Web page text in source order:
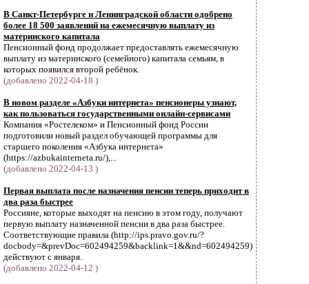
В Санкт-Петербурге и Ленинградской области одобрено
более 18 500 заявлений на ежемесячную выплату из
материнского капитала
Пенсионный фонд продолжает предоставлять ежемесячную
выплату из материнского (семейного) капитала семьям, в
которых появился второй ребёнок.
(добавлено 2022-04-18 )
В новом разделе «Азбуки интернета» пенсионеры узнают,
как пользоваться государственными онлайн-сервисами
Компания «Ростелеком» и Пенсионный фонд России
подготовили новый раздел обучающей программы для
старшего поколения «Азбука интернета»
(https://azbukainterneta.ru/),...
(добавлено 2022-04-13 )
Первая выплата после назначения пенсии теперь приходит в
два раза быстрее
Россияне, которые выходят на пенсию в этом году, получают
первую выплату назначенной пенсии в два раза быстрее.
Соответствующие правила (http://ips.pravo.gov.ru/?
docbody=&prevDoc=602494259&backlink=1&&nd=602494259)
действуют с января.
(добавлено 2022-04-12 )